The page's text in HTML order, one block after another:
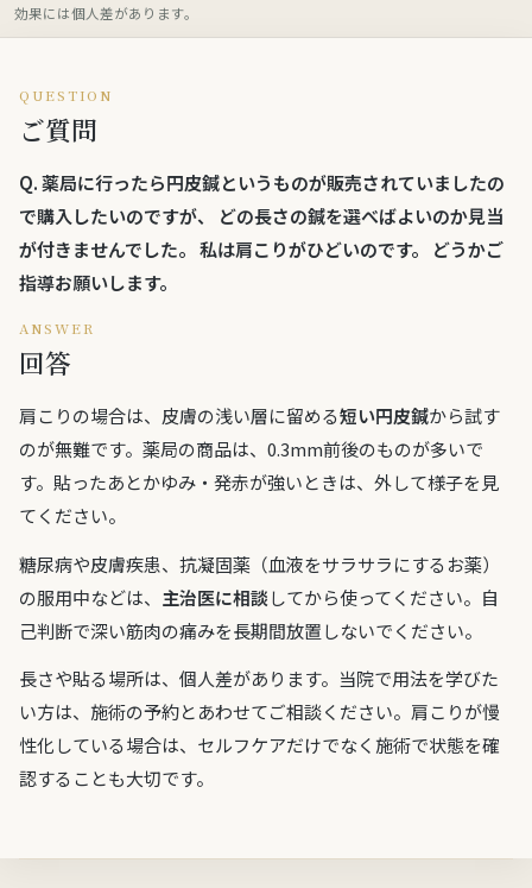
効果には個人差があります。
QUESTION
ご質問
Q.薬局に行ったら円皮鍼というものが販売されていましたの
で購入したいのですが、 どの長さの鍼を選べばよいのか見当
が付きませんでした。 私は肩こりがひどいのです。 どうかご
指導お願いします。
ANSWER
回答
肩こりの場合は、皮膚の浅い層に留める短い円皮鍼から試す
のが無難です。薬局の商品は、0.3mm前後のものが多いで
す。貼ったあとかゆみ・発赤が強いときは、外して様子を見
てください。
糖尿病や皮膚疾患、抗凝固薬（血液をサラサラにするお薬）
の服用中などは、 主治医に相談してから使ってください。自
己判断で深い筋肉の痛みを長期間放置しないでください。
長さや貼る場所は、個人差があります。当院で用法を学びた
い方は、施術の予約とあわせてご相談ください。肩こりが慢
性化している場合は、セルフケアだけでなく施術で状態を確
認することも大切です。